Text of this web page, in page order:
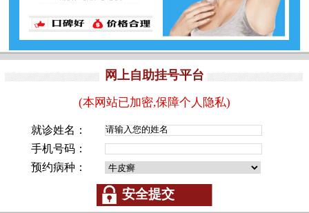
网上自助挂号平台
(本网站已加密,保障个人隐私)
就诊姓名：
手机号码：
预约病种：